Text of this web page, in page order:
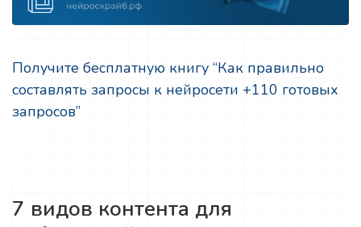
Получите бесплатную книгу “Как правильно
составлять запросы к нейросети +110 готовых
запросов”
7 видов контента для